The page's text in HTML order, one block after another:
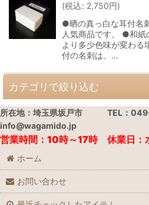
(税込: 2,750円)
●晒の真っ白な耳付名
人気商品です。 ●和紙
より多少色味が変わ
付の名刺は、…
カテゴリで絞り込む
和紙の名刺
和紙のはがき
千代紙
和紙
所在地：埼玉県坂戸市 TEL：
info@wagamido.jp
営業時間：10時～17時 休業日：
ホーム
お問い合わせ